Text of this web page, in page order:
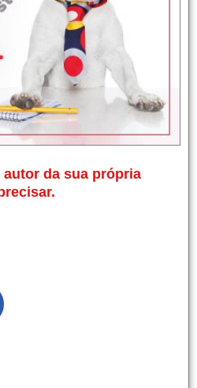
autor da sua própria